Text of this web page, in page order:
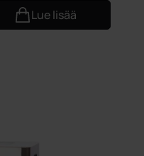
Lue lisää